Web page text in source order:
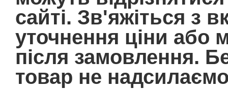
сайті. Зв'яжіться з
уточнення ціни або
після замовлення.
товар не